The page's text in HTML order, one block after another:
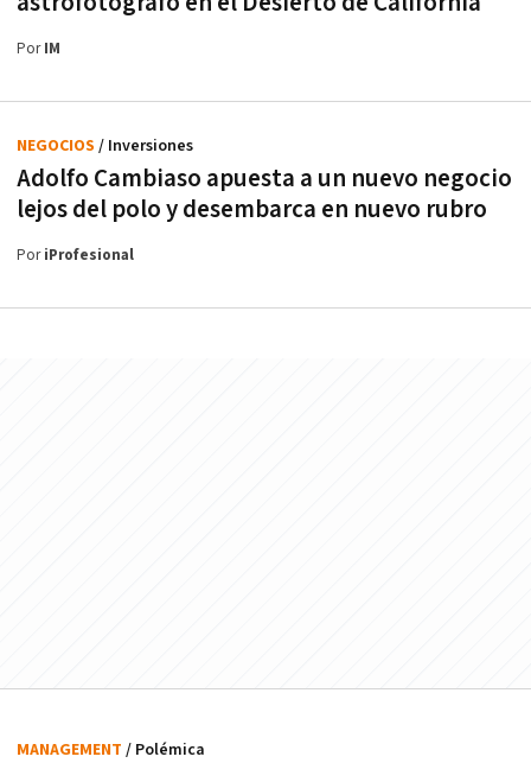
PorIM
Adolfo Cambiaso apuesta a un nuevo negocio
lejos del polo y desembarca en nuevo rubro
NEGOCIOS / Inversiones
PoriProfesional
MANAGEMENT / Polémica